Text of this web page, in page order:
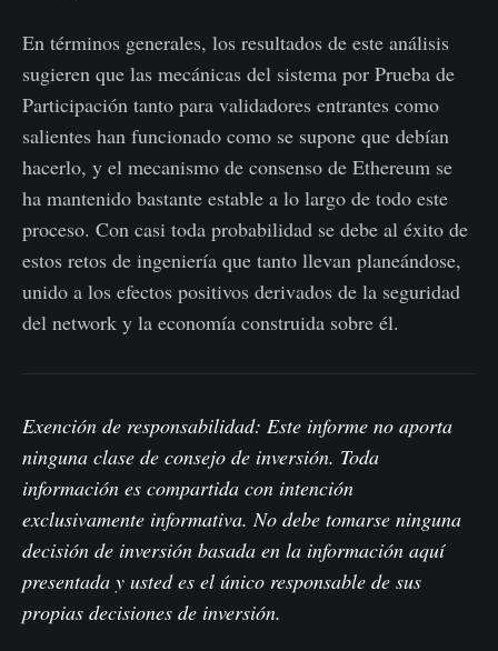
En términos generales, los resultados de este análisis
sugieren que las mecánicas del sistema por Prueba de
Participación tanto para validadores entrantes como
salientes han funcionado como se supone que debían
hacerlo, y el mecanismo de consenso de Ethereum se
ha mantenido bastante estable a lo largo de todo este
proceso. Con casi toda probabilidad se debe al éxito de
estos retos de ingeniería que tanto llevan planeándose,
unido a los efectos positivos derivados de la seguridad
del network y la economía construida sobre él.
Exención de responsabilidad: Este informe no aporta
ninguna clase de consejo de inversión. Toda
información es compartida con intención
exclusivamente informativa. No debe tomarse ninguna
decisión de inversión basada en la información aquí
presentada y usted es el único responsable de sus
propias decisiones de inversión.